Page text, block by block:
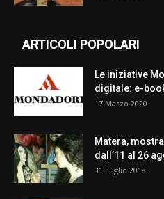
ARTICOLI POPOLARI
Le iniziative
digitale: e-
17 Marzo 2020
Matera,
dall’11 al 26
31 Luglio 2018